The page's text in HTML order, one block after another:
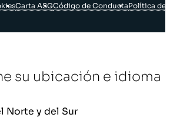
Carta ASGCódigo de ConductaPolítica de
su ubicación e idioma
Norte y del Sur